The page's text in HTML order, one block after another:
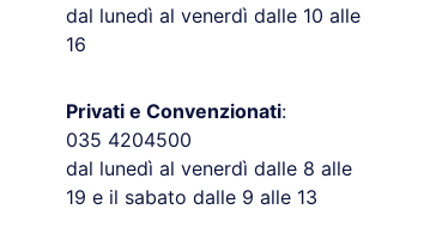
dal lunedì al venerdì dalle 10 alle
16
Privati e Convenzionati:
035 4204500
dal lunedì al venerdì dalle 8 alle
19 e il sabato dalle 9 alle 13